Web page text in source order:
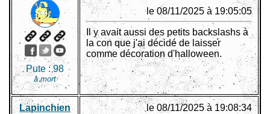
Pute :98
à mort
le 08/11/2025 à 19:05:05
Il y avait aussi des petits backslashs à
la con que j'ai décidé de laisser
comme décoration d'halloween.
Lapinchien le 08/11/2025 à 19:08:34